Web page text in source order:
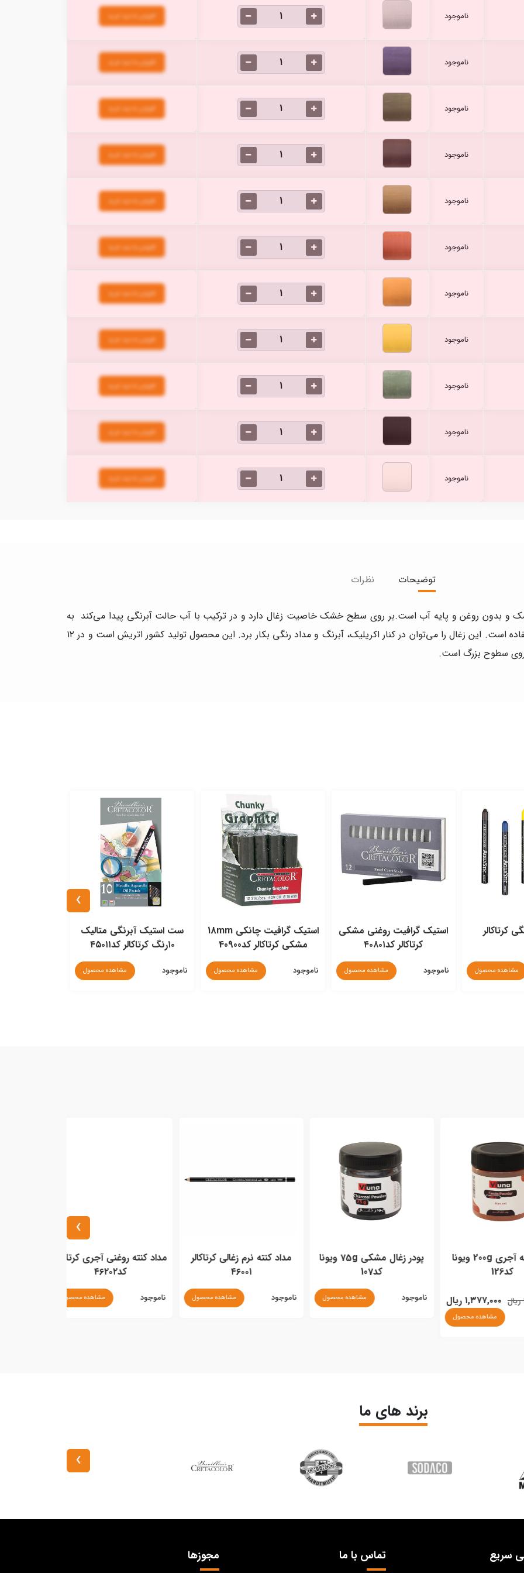
ناموجود افزودن به سبد خرید
ناموجود افزودن به سبد خرید
ناموجود افزودن به سبد خرید
ناموجود افزودن به سبد خرید
ناموجود افزودن به سبد خرید
ناموجود افزودن به سبد خرید
ناموجود افزودن به سبد خرید
ناموجود افزودن به سبد خرید
ناموجود افزودن به سبد خرید
ناموجود افزودن به سبد خرید
ناموجود افزودن به سبد خرید
توضیحات نظرات
قطر ۱۸ میلی متر ، زغالی خشک و بدون روغن و پایه آب است.بر روی سطح خشک خاصیت زغال دارد و در ترکیب با آب حالت آبرنگی پیدا می‌کند به
همین دلیل برای تکنیک میکس مدیا بسیار مورد استفاده است. این زغال را می‌توان در کنار اکریلیک، آبرنگ و مداد رنگی بکار برد. این محصول تولید کشور اتریش است و در ۱۲
روی سطوح بزرگ است.
کرتاکالر
مشاهده محصول
استیک گرافیت روغنی مشکی
کرتاکالر کد۴۰۸۰۱
ناموجود مشاهده محصول
استیک گرافیت چانکی 18mm
مشکی کرتاکالر کد40900
ناموجود مشاهده محصول
ست استیک آبرنگی متالیک
۱۰رنگ کرتاکالر کد۴۵۰۱۱
ناموجود مشاهده محصول
›
پودر کنته آجری 200g ویونا
۱,۳۷۷,۰۰۰ ریال
مشاهده محصول
پودر زغال مشکی 75g ویونا
ناموجود مشاهده محصول
مداد کنته نرم زغالی کرتاکالر
ناموجود مشاهده محصول
مداد کنته روغنی آجری کرتاکالر
ناموجود مشاهده محصول
›
برند های ما
›
سریع تماس با ما مجوزها